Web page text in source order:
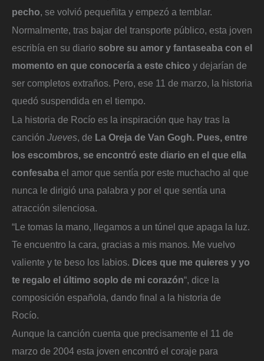
pecho , se volvió pequeñita y empezó a temblar.
Normalmente, tras bajar del transporte público, esta joven
escribía en su diario sobre su amor y fantaseaba con el
momento en que conocería a este chico y dejarían de
ser completos extraños. Pero, ese 11 de marzo, la historia
quedó suspendida en el tiempo.
La historia de Rocío es la inspiración que hay tras la
canción Jueves, de La Oreja de Van Gogh. Pues, entre
los escombros, se encontró este diario en el que ella
confesaba el amor que sentía por este muchacho al que
nunca le dirigió una palabra y por el que sentía una
atracción silenciosa.
“Le tomas la mano, llegamos a un túnel que apaga la luz.
Te encuentro la cara, gracias a mis manos. Me vuelvo
valiente y te beso los labios. Dices que me quieres y yo
te regalo el último soplo de mi corazón“, dice la
composición española, dando final a la historia de
Rocío.
Aunque la canción cuenta que precisamente el 11 de
marzo de 2004 esta joven encontró el coraje para